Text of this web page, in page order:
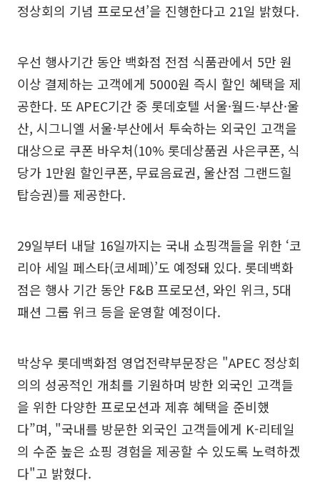
정상회의 기념 프로모션’을 진행한다고 21일 밝혔다.
우선 행사기간 동안 백화점 전점 식품관에서 5만 원
이상 결제하는 고객에게 5000원 즉시 할인 혜택을 제
공한다. 또 APEC기간 중 롯데호텔 서울·월드·부산·울
산, 시그니엘 서울·부산에서 투숙하는 외국인 고객을
대상으로 쿠폰 바우처(10% 롯데상품권 사은쿠폰, 식
당가 1만원 할인쿠폰, 무료음료권, 울산점 그랜드힐
탑승권)를 제공한다.
29일부터 내달 16일까지는 국내 쇼핑객들을 위한 ‘코
리아 세일 페스타(코세페)’도 예정돼 있다. 롯데백화
점은 행사 기간 동안 F&B 프로모션, 와인 위크, 5대
패션 그룹 위크 등을 운영할 예정이다.
박상우 롯데백화점 영업전략부문장은 "APEC 정상회
의의 성공적인 개최를 기원하며 방한 외국인 고객들
을 위한 다양한 프로모션과 제휴 혜택을 준비했
다”며, "국내를 방문한 외국인 고객들에게 K-리테일
의 수준 높은 쇼핑 경험을 제공할 수 있도록 노력하겠
다"고 밝혔다.